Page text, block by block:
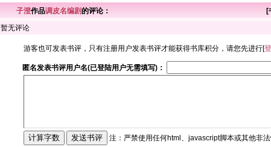
子澄作品调皮名编剧的评论： [
暂无评论
游客也可发表书评，只有注册用户发表书评才能获得书库积分，请您先进行[
匿名发表书评用户名(已登陆用户无需填写)：
注：严禁使用任何html、javascript脚本或其他非